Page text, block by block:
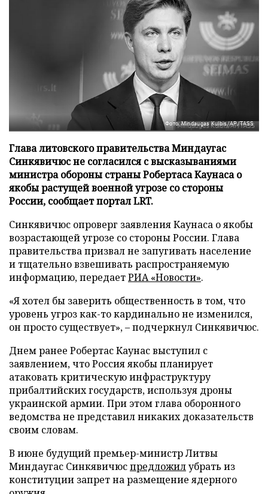
Фото: Mindaugas Kulbis/AP/TASS
Глава литовского правительства Миндаугас
Синкявичюс не согласился с высказываниями
министра обороны страны Робертаса Каунаса о
якобы растущей военной угрозе со стороны
России, сообщает портал LRT.
Синкявичюс опроверг заявления Каунаса о якобы
возрастающей угрозе со стороны России. Глава
правительства призвал не запугивать население
и тщательно взвешивать распространяемую
информацию, передаетРИА «Новости».
«Я хотел бы заверить общественность в том, что
уровень угроз как-то кардинально не изменился,
он просто существует», – подчеркнул Синкявичюс.
Днем ранее Робертас Каунас выступил с
заявлением, что Россия якобы планирует
атаковать критическую инфраструктуру
прибалтийских государств, используя дроны
украинской армии. При этом глава оборонного
ведомства не представил никаких доказательств
своим словам.
В июне будущий премьер-министр Литвы
Миндаугас Синкявичюспредложилубрать из
конституции запрет на размещение ядерного